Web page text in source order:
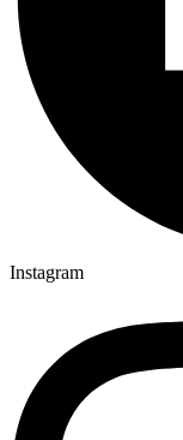
Instagram